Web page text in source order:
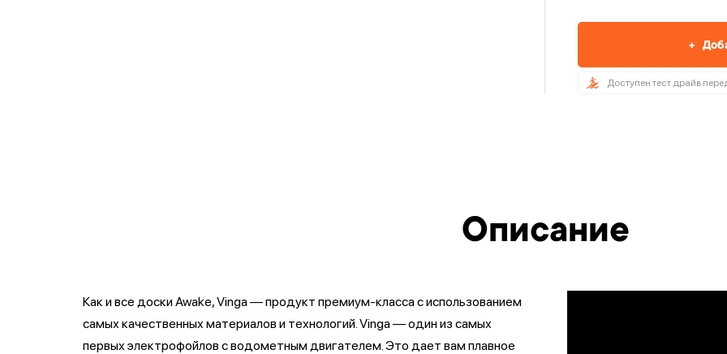
+
Доступен тест драйв
Описание
Как и все доски Awake, Vinga — продукт премиум-класса с использованием
самых качественных материалов и технологий. Vinga — один из самых
первых электрофойлов с водометным двигателем. Это дает вам плавное